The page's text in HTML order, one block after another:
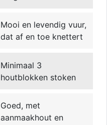
Mooi en levendig vuur,
dat af en toe knettert
Minimaal 3
houtblokken stoken
Goed, met
aanmaakhout en